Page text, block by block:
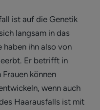
ist auf die Genetik
langsam in das
haben ihn also von
Er betrifft in
können
wenn auch
Haarausfalls ist mit